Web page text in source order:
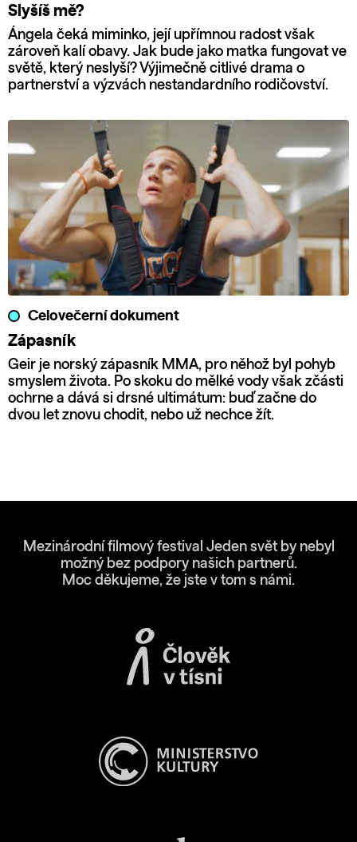
Slyšíš mě?
Ángela čeká miminko, její upřímnou radost však
zároveň kalí obavy. Jak bude jako matka fungovat ve
světě, který neslyší? Výjimečně citlivé drama o
partnerství a výzvách nestandardního rodičovství.
Celovečerní dokument
Zápasník
Geir je norský zápasník MMA, pro něhož byl pohyb
smyslem života. Po skoku do mělké vody však zčásti
ochrne a dává si drsné ultimátum: buď začne do
dvou let znovu chodit, nebo už nechce žít.
Mezinárodní filmový festival Jeden svět by nebyl
možný bez podpory našich partnerů.
Moc děkujeme, že jste v tom s námi.